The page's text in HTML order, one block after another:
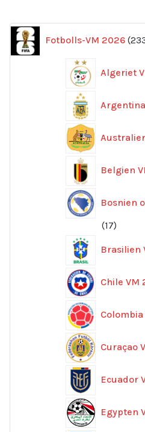
Fotbolls-VM 2026
Algeriet
Belgien
Bosnien
1717
Brasilien
Chile VM
Curaçao
Ecuador
Egypten